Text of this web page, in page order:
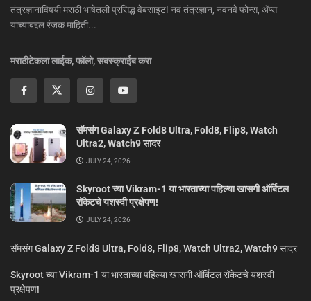
तंत्रज्ञानाविषयी मराठी भाषेतली प्रसिद्ध वेबसाइट! नवं तंत्रज्ञान, नवनवे फोन्स, ॲप्स
यांच्याबद्दल रंजक माहिती...
मराठीटेकला लाईक, फॉलो, सबस्क्राईब करा
सॅमसंग Galaxy Z Fold8 Ultra, Fold8, Flip8, Watch
Ultra2, Watch9 सादर
JULY 24, 2026
Skyroot च्या Vikram-1 या भारताच्या पहिल्या खासगी ऑर्बिटल
रॉकेटचे यशस्वी प्रक्षेपण!
JULY 24, 2026
सॅमसंग Galaxy Z Fold8 Ultra, Fold8, Flip8, Watch Ultra2, Watch9 सादर
Skyroot च्या Vikram-1 या भारताच्या पहिल्या खासगी ऑर्बिटल रॉकेटचे यशस्वी
प्रक्षेपण!